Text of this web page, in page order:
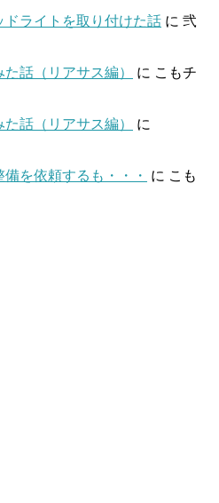
ライトを取り付けた話 に 弐
話（リアサス編）
に こもチ
話（リアサス編）
に
を依頼するも・・・
に こも